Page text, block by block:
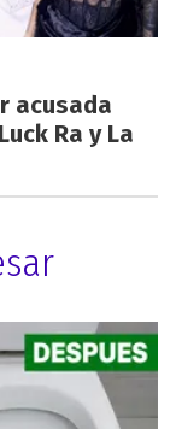
acusada
Ra y La